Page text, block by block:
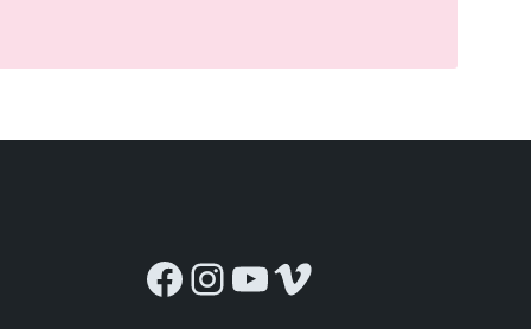
Facebook
Instagram
YouTube
Vimeo